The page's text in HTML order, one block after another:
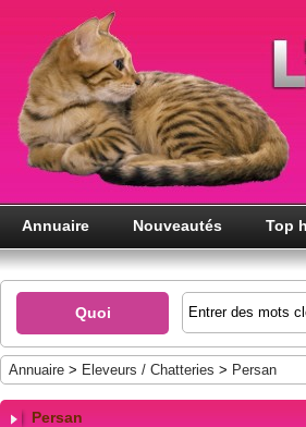
Annuaire Nouveautés Top
Quoi
Annuaire > Eleveurs / Chatteries > Persan
Persan